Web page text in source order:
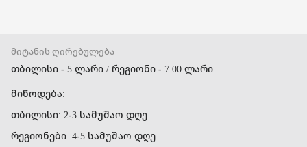
მიტანის ღირებულება
თბილისი - 5 ლარი / რეგიონი - 7.00 ლარი
მიწოდება:
თბილისი: 2-3 სამუშაო დღე
რეგიონები: 4-5 სამუშაო დღე